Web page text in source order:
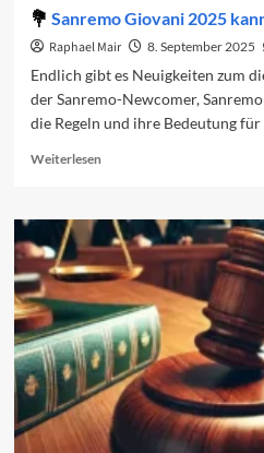
Sanremo Giovani 2025
Raphael Mair 8. September 2025
Endlich gibt es Neuigkeiten zum
der Sanremo-Newcomer,
die Regeln und ihre Bedeutung für
WeiterlesenRead
Sanremo
Giovani
2025
kann
beginnen